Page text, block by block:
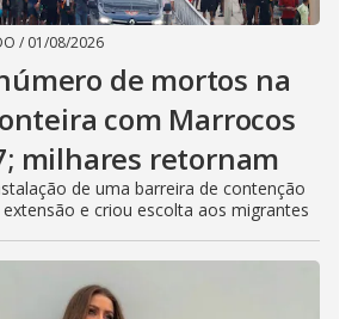
/ 01/08/2026
de mortos na
com Marrocos
milhares retornam
de uma barreira de contenção
e criou escolta aos migrantes